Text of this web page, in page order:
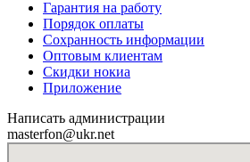
Гарантия на работу
Порядок оплаты
Сохранность информации
Оптовым клиентам
Скидки нокиа
Приложение
Написать администрации
masterfon@ukr.net